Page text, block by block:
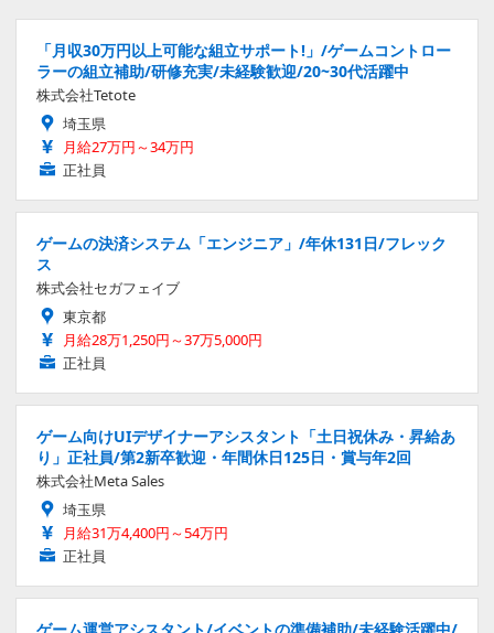
「月収30万円以上可能な組立サポート!」/ゲームコントロー
ラーの組立補助/研修充実/未経験歓迎/20~30代活躍中
株式会社Tetote
埼玉県
月給27万円～34万円
正社員
ゲームの決済システム「エンジニア」/年休131日/フレック
ス
株式会社セガフェイブ
東京都
月給28万1,250円～37万5,000円
正社員
ゲーム向けUIデザイナーアシスタント「土日祝休み・昇給あ
り」正社員/第2新卒歓迎・年間休日125日・賞与年2回
株式会社Meta Sales
埼玉県
月給31万4,400円～54万円
正社員